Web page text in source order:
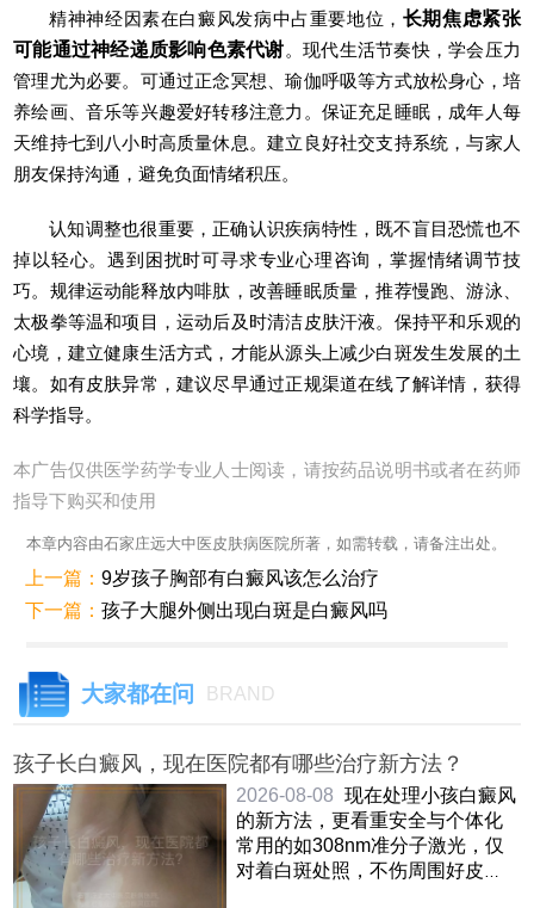
精神神经因素在白癜风发病中占重要地位， 长期焦虑紧张
可能通过神经递质影响色素代谢。现代生活节奏快，学会压力
管理尤为必要。可通过正念冥想、瑜伽呼吸等方式放松身心，培
养绘画、音乐等兴趣爱好转移注意力。保证充足睡眠，成年人每
天维持七到八小时高质量休息。建立良好社交支持系统，与家人
朋友保持沟通，避免负面情绪积压。
认知调整也很重要，正确认识疾病特性，既不盲目恐慌也不
掉以轻心。遇到困扰时可寻求专业心理咨询，掌握情绪调节技
巧。规律运动能释放内啡肽，改善睡眠质量，推荐慢跑、游泳、
太极拳等温和项目，运动后及时清洁皮肤汗液。保持平和乐观的
心境，建立健康生活方式，才能从源头上减少白斑发生发展的土
壤。如有皮肤异常，建议尽早通过正规渠道在线了解详情，获得
科学指导。
本广告仅供医学药学专业人士阅读，请按药品说明书或者在药师
指导下购买和使用
本章内容由石家庄远大中医皮肤病医院所著，如需转载，请备注出处。
上一篇：9岁孩子胸部有白癜风该怎么治疗
下一篇：孩子大腿外侧出现白斑是白癜风吗
大家都在问 BRAND
孩子长白癜风，现在医院都有哪些治疗新方法？
2026-08-08 现在处理小孩白癜风
的新方法，更看重安全与个体化
常用的如308nm准分子激光，仅
对着白斑处照，不伤周围好皮